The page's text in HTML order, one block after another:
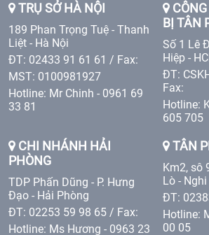
TRỤ SỞ HÀ NỘI
189 Phan Trọng Tuệ - Thanh
Liệt - Hà Nội
ĐT: 02433 91 61 61 / Fax:
MST: 0100981927
Hotline: Mr Chinh - 0961 69
33 81
BỊ TÂN
Số 1 Lê
Hiệp -
ĐT:
Fax:
Hotline:
605 705
CHI NHÁNH HẢI
PHÒNG
TDP Phấn Dũng - P. Hưng
Đạo - Hải Phòng
ĐT: 02253 59 98 65 / Fax:
Hotline: Ms Hương - 0963 23
TÂN
Km2, sô
Lò -
ĐT:
Hotline:
00 05